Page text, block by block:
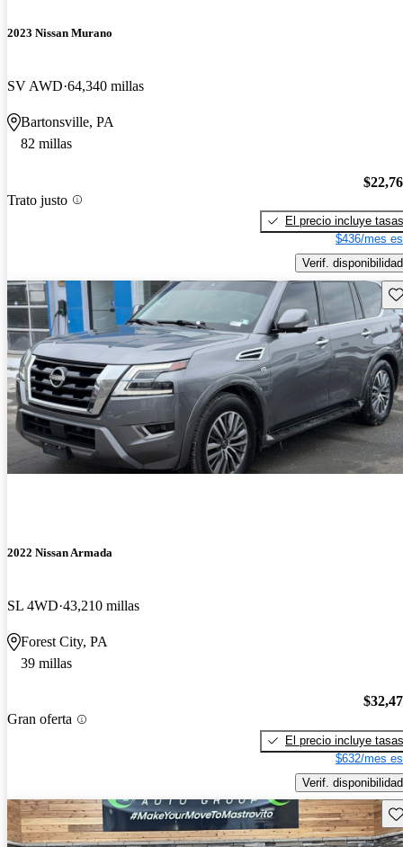
2023 Nissan Murano
SV AWD 64,340 millas
Bartonsville, PA
82 millas
Trato justo
El precio incluye tasas
$436/mes
Verif. disponibilidad
2022 Nissan Armada
SL 4WD 43,210 millas
Forest City, PA
39 millas
Gran oferta
El precio incluye tasas
$632/mes
Verif. disponibilidad